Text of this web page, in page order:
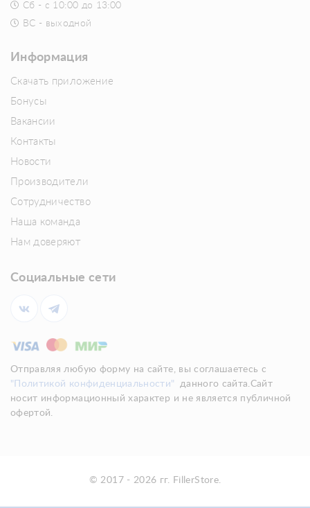
Сб - с 10:00 до 13:00
ВС - выходной
Информация
Скачать приложение
Бонусы
Вакансии
Контакты
Новости
Производители
Сотрудничество
Наша команда
Нам доверяют
Социальные сети
Отправляя любую форму на сайте, вы соглашаетесь с
"Политикой конфиденциальности"
данного сайта.Сайт
носит информационный характер и не является публичной
офертой.
© 2017 - 2026 гг. FillerStore.